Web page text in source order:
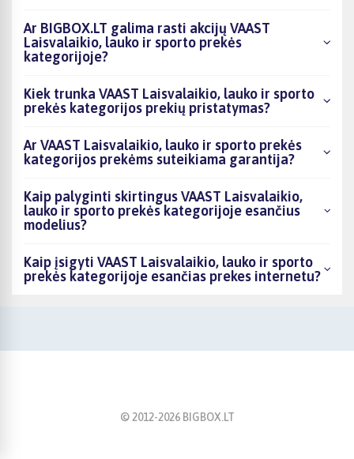
Ar BIGBOX.LT galima rasti akcijų VAAST
Laisvalaikio, lauko ir sporto prekės
kategorijoje?
Kiek trunka VAAST Laisvalaikio, lauko ir sporto
prekės kategorijos prekių pristatymas?
Ar VAAST Laisvalaikio, lauko ir sporto prekės
kategorijos prekėms suteikiama garantija?
Kaip palyginti skirtingus VAAST Laisvalaikio,
lauko ir sporto prekės kategorijoje esančius
modelius?
Kaip įsigyti VAAST Laisvalaikio, lauko ir sporto
prekės kategorijoje esančias prekes internetu?
© 2012-2026BIGBOX.LT